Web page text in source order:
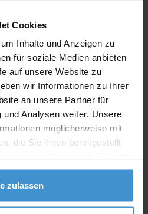
Cookies
Inhalte und Anzeigen zu
für soziale Medien anbieten
auf unsere Website zu
wir Informationen zu Ihrer
an unsere Partner für
Analysen weiter. Unsere
möglicherweise mit
die Sie ihnen bereitgestellt
zulassen
ca. 10 Werktage
ca. 10 Werktage
ca. 3 - 5 Werktage
bestellen